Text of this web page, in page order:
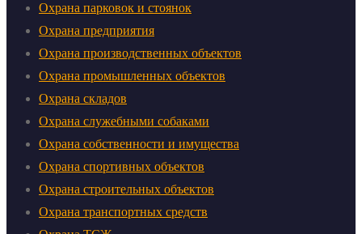
Охрана парковок и стоянок
Охрана предприятия
Охрана производственных объектов
Охрана промышленных объектов
Охрана складов
Охрана служебными собаками
Охрана собственности и имущества
Охрана спортивных объектов
Охрана строительных объектов
Охрана транспортных средств